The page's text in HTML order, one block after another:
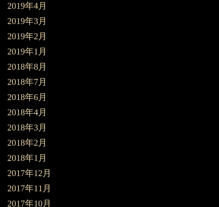
2019年4月
2019年3月
2019年2月
2019年1月
2018年8月
2018年7月
2018年6月
2018年4月
2018年3月
2018年2月
2018年1月
2017年12月
2017年11月
2017年10月